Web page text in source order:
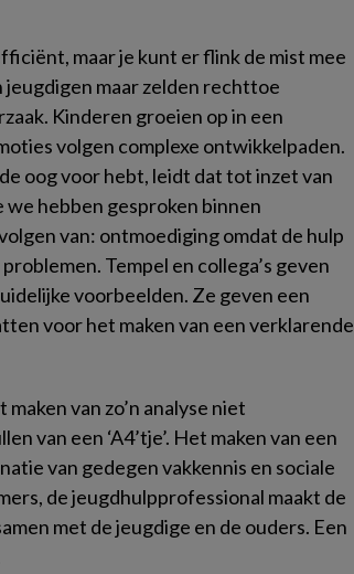
maar je kunt er flink de mist mee
maar zelden rechttoe
Kinderen groeien op in een
volgen complexe ontwikkelpaden.
oog voor hebt, leidt dat tot inzet van
we hebben gesproken binnen
van: ontmoediging omdat de hulp
Tempel en collega’s geven
voorbeelden. Ze geven een
voor het maken van een verklarende
van zo’n analyse niet
van een ‘A4’tje’. Het maken van een
van gedegen vakkennis en sociale
de jeugdhulpprofessional maakt de
met de jeugdige en de ouders. Een